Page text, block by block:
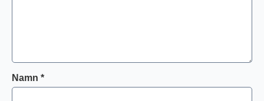
Namn *